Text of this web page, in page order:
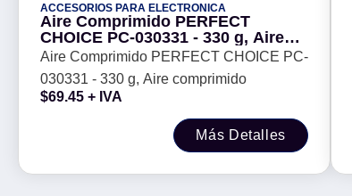
ACCESORIOS PARA ELECTRONICA
Aire Comprimido PERFECT
CHOICE PC-030331 - 330 g, Aire
comprimido
Aire Comprimido PERFECT CHOICE PC-
030331 - 330 g, Aire comprimido
$69.45 + IVA
Más Detalles